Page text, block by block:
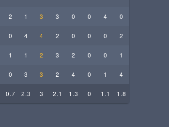
2 1 3 3 0 0 4
0
0 4 4 2 0 0 0
2
1 1 2 3 2 0 0
1
0 3 3 2 4 0 1 4
0.7 2.3 3 2.1 1.3 0 1.1 1.8